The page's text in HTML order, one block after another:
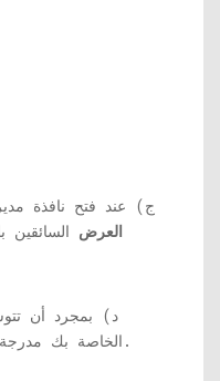
ج) عند فتح نافذة
العرض السائقين
د) بمجرد أن
الخاصة بك عليه.